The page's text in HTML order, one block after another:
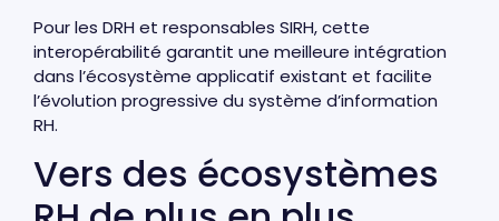
Pour les DRH et responsables SIRH, cette
interopérabilité garantit une meilleure intégration
dans l’écosystème applicatif existant et facilite
l’évolution progressive du système d’information
RH.
Vers des écosystèmes